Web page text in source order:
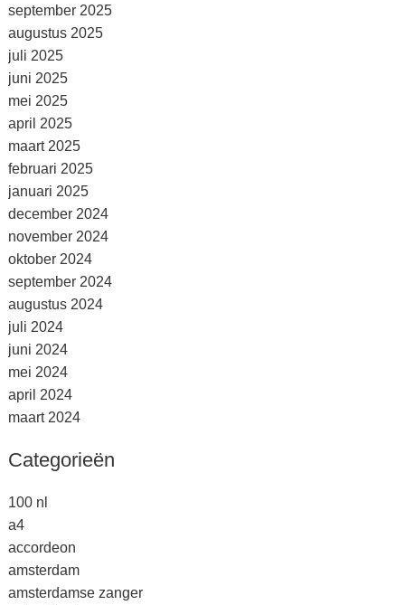
september 2025
augustus 2025
juli 2025
juni 2025
mei 2025
april 2025
maart 2025
februari 2025
januari 2025
december 2024
november 2024
oktober 2024
september 2024
augustus 2024
juli 2024
juni 2024
mei 2024
april 2024
maart 2024
Categorieën
100 nl
a4
accordeon
amsterdam
amsterdamse zanger